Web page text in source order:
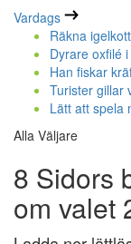
Vardags
Räkna
Dyrare oxfilé
Han fiskar
Turister gillar
Lätt att spela
Alla Väljare
8 Sidors
om valet